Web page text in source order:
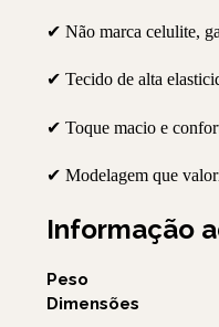
✔ Não marca celulite,
✔ Tecido de alta
✔ Toque macio e
✔ Modelagem que
Informação
Peso
Dimensões